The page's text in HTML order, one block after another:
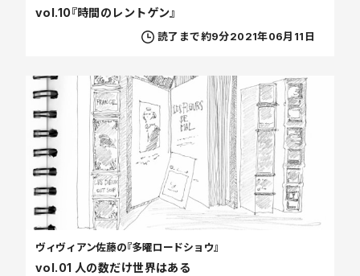
vol.10『時間のレントゲン』
読了まで約9分2021年06月11日
vol.01 人の数だけ世界はある
ヴィヴィアン佐藤の『多曜ロードショウ』